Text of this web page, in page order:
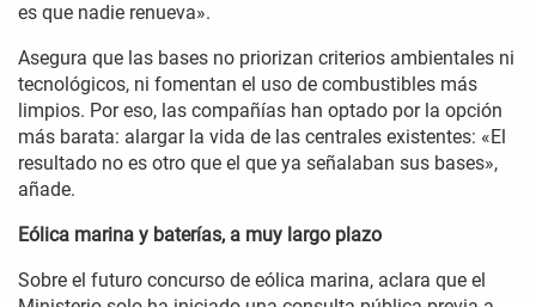
es que nadie renueva».
Asegura que las bases no priorizan criterios ambientales ni
tecnológicos, ni fomentan el uso de combustibles más
limpios. Por eso, las compañías han optado por la opción
más barata: alargar la vida de las centrales existentes: «El
resultado no es otro que el que ya señalaban sus bases»,
añade.
Eólica marina y baterías, a muy largo plazo
Sobre el futuro concurso de eólica marina, aclara que el